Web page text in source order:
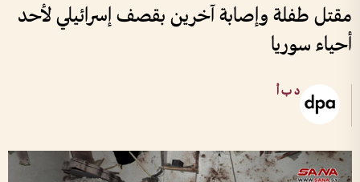
مقتل طفلة وإصابة آخرين بقصف إسرائيلي لأحد
أحياء سوريا
د ب أ